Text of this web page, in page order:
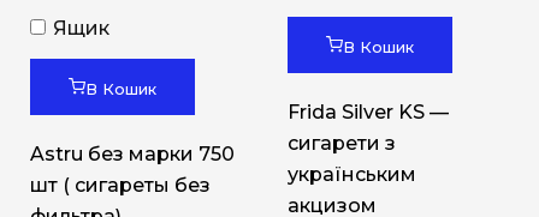
Ящик
В Кошик
Astru без марки 750
шт ( сигареты без
В Кошик
Frida Silver KS —
сигарети з
українським
акцизом